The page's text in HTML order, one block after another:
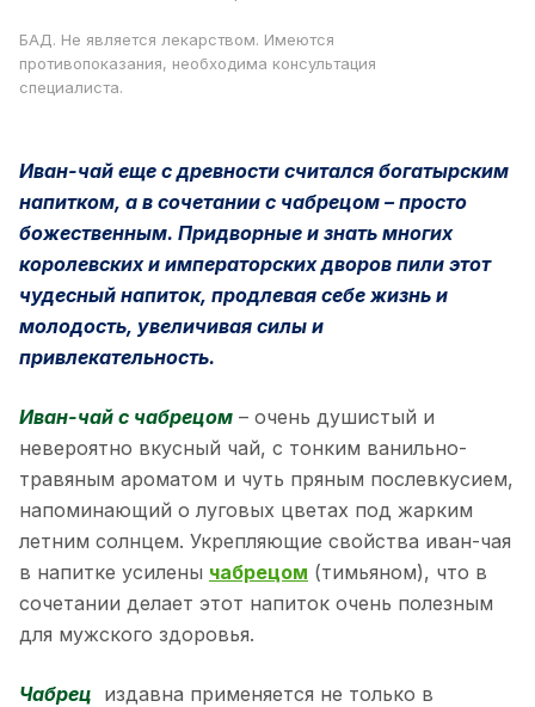
БАД. Не является лекарством. Имеются
противопоказания, необходима консультация
специалиста.
Иван-чай еще с древности считался богатырским
напитком, а в сочетании с чабрецом – просто
божественным. Придворные и знать многих
королевских и императорских дворов пили этот
чудесный напиток, продлевая себе жизнь и
молодость, увеличивая силы и
привлекательность.
Иван-чай с чабрецом – очень душистый и
невероятно вкусный чай, с тонким ванильно-
травяным ароматом и чуть пряным послевкусием,
напоминающий о луговых цветах под жарким
летним солнцем. Укрепляющие свойства иван-чая
в напитке усилены чабрецом (тимьяном), что в
сочетании делает этот напиток очень полезным
для мужского здоровья.
Чабрец издавна применяется не только в